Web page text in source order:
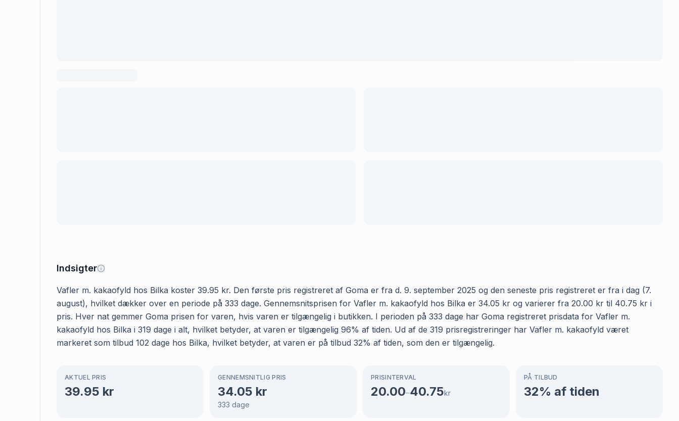
Indsigter
Vafler m. kakaofyld hos Bilka koster 39.95 kr. Den første pris registreret af Goma er fra d. 9. september 2025 og den seneste pris registreret er fra i dag (7.
august), hvilket dækker over en periode på 333 dage. Gennemsnitsprisen for Vafler m. kakaofyld hos Bilka er 34.05 kr og varierer fra 20.00 kr til 40.75 kr i
pris. Hver nat gemmer Goma prisen for varen, hvis varen er tilgængelig i butikken. I perioden på 333 dage har Goma registreret prisdata for Vafler m.
kakaofyld hos Bilka i 319 dage i alt, hvilket betyder, at varen er tilgængelig 96% af tiden. Ud af de 319 prisregistreringer har Vafler m. kakaofyld været
markeret som tilbud 102 dage hos Bilka, hvilket betyder, at varen er på tilbud 32% af tiden, som den er tilgængelig.
AKTUEL PRIS
39.95 kr
GENNEMSNITLIG PRIS
34.05 kr
333 dage
PRISINTERVAL
20.00–40.75kr
PÅ TILBUD
32% af tiden